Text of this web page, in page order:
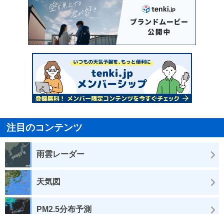
注目のコンテンツ
雨雲レーダー
天気図
PM2.5分布予測